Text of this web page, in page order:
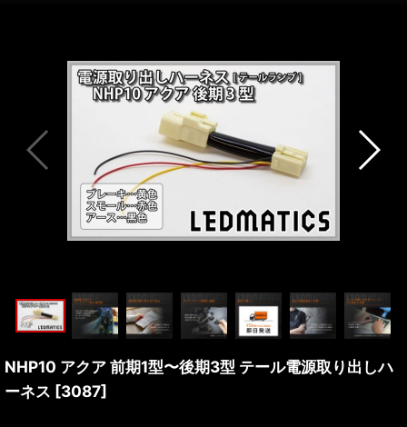
NHP10 アクア 前期1型〜後期3型 テール電源取り出しハ
ーネス [3087]